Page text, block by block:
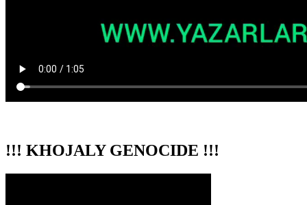
!!! KHOJALY GENOCIDE !!!